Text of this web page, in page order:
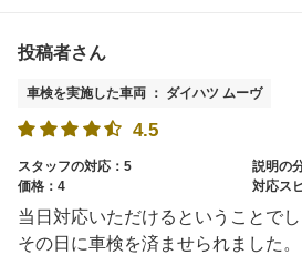
投稿者さん
車検を実施した車両 ： ダイハツ ムーヴ
4.5
スタッフの対応：5
説明の
価格：4
対応ス
当日対応いただけるということで
その日に車検を済ませられました。